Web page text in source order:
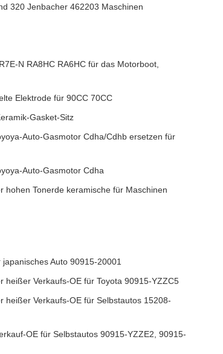
320 Jenbacher 462203 Maschinen
N RA8HC RA6HC für das Motorboot,
Elektrode für 90CC 70CC
Gasket-Sitz
Auto-Gasmotor Cdha/Cdhb ersetzen für
Auto-Gasmotor Cdha
hohen Tonerde keramische für Maschinen
Auto 90915-20001
Verkaufs-OE für Toyota 90915-YZZC5
Verkaufs-OE für Selbstautos 15208-
OE für Selbstautos 90915-YZZE2, 90915-